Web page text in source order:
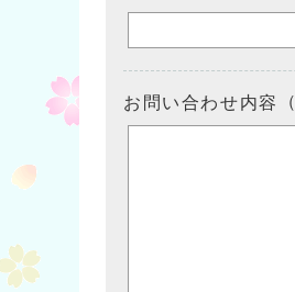
お問い合わせ内容 （